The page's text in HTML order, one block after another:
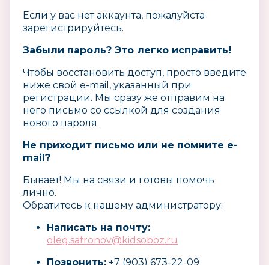
Если у вас нет аккаунта, пожалуйста
зарегистрируйтесь.
Забыли пароль? Это легко исправить!
Чтобы восстановить доступ, просто введите
ниже свой e-mail, указанный при
регистрации. Мы сразу же отправим на
него письмо со ссылкой для создания
нового пароля.
Не приходит письмо или не помните e-
mail?
Бывает! Мы на связи и готовы помочь
лично.
Обратитесь к нашему администратору:
Написать на почту:
oleg.safronov@kidsoboz.ru
Позвонить: +7 (903) 673-22-09